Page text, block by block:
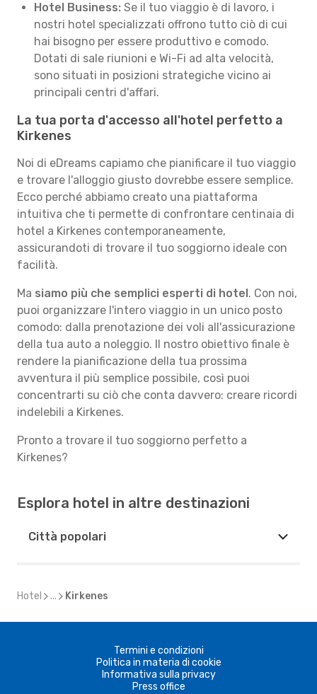
Hotel Business: Se il tuo viaggio è di lavoro, i
nostri hotel specializzati offrono tutto ciò di cui
hai bisogno per essere produttivo e comodo.
Dotati di sale riunioni e Wi-Fi ad alta velocità,
sono situati in posizioni strategiche vicino ai
principali centri d'affari.
La tua porta d'accesso all'hotel perfetto a
Kirkenes
Noi di eDreams capiamo che pianificare il tuo viaggio
e trovare l'alloggio giusto dovrebbe essere semplice.
Ecco perché abbiamo creato una piattaforma
intuitiva che ti permette di confrontare centinaia di
hotel a Kirkenes contemporaneamente,
assicurandoti di trovare il tuo soggiorno ideale con
facilità.
Ma siamo più che semplici esperti di hotel. Con noi,
puoi organizzare l'intero viaggio in un unico posto
comodo: dalla prenotazione dei voli all'assicurazione
della tua auto a noleggio. Il nostro obiettivo finale è
rendere la pianificazione della tua prossima
avventura il più semplice possibile, così puoi
concentrarti su ciò che conta davvero: creare ricordi
indelebili a Kirkenes.
Pronto a trovare il tuo soggiorno perfetto a
Kirkenes?
Esplora hotel in altre destinazioni
Città popolari
Hotel ... Kirkenes
Termini e condizioni
Politica in materia di cookie
Informativa sulla privacy
Press office